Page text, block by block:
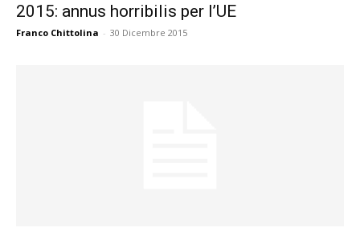
2015: annus horribilis per l’UE
Franco Chittolina - 30 Dicembre 2015